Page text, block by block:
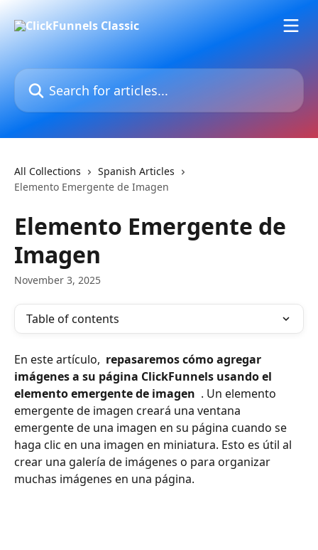
Search for articles...
All Collections
Spanish Articles
Elemento Emergente de Imagen
Elemento Emergente de
Imagen
November 3, 2025
Table of contents
En este artículo, repasaremos cómo agregar
imágenes a su página ClickFunnels usando el
elemento emergente de imagen . Un elemento
emergente de imagen creará una ventana
emergente de una imagen en su página cuando se
haga clic en una imagen en miniatura. Esto es útil al
crear una galería de imágenes o para organizar
muchas imágenes en una página.